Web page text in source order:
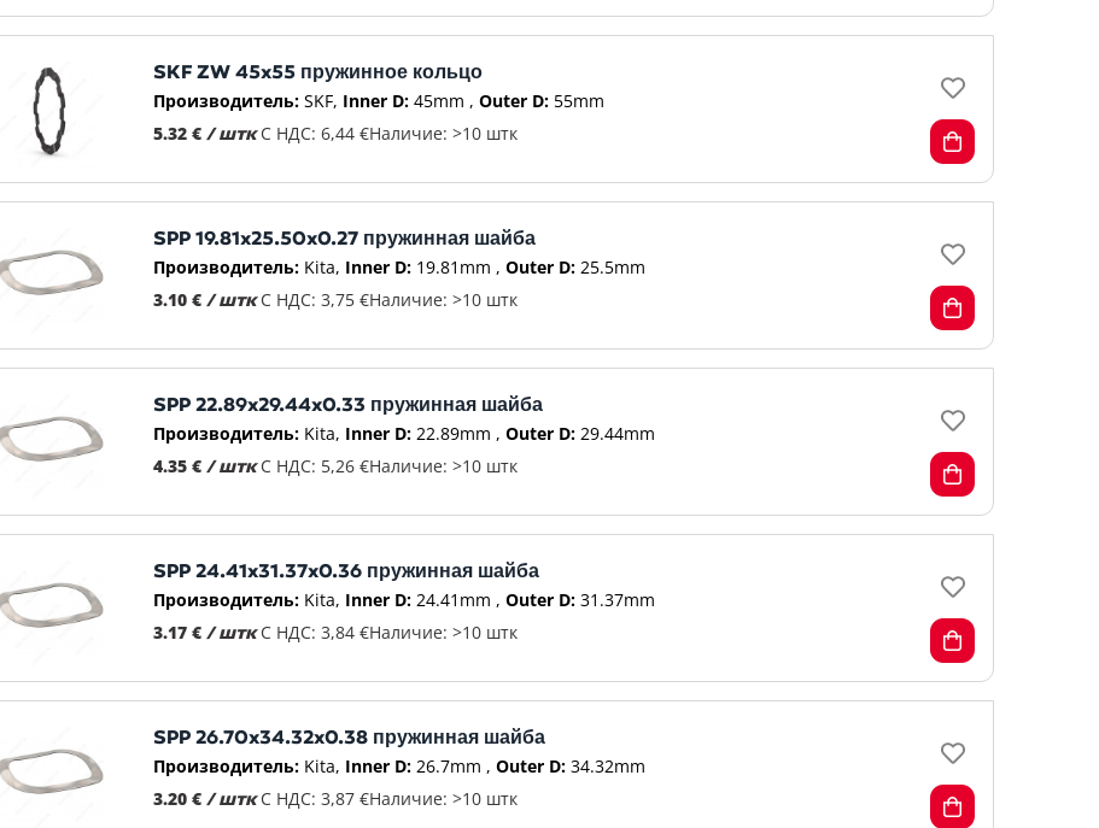
SKF ZW 45x55 пружинное кольцо
Производитель: SKF Inner D: 45mm Outer D: 55mm
5.32 € / штк С НДС: 6,44 €Наличие: >10 штк
SPP 19.81x25.50x0.27 пружинная шайба
Производитель: Kita Inner D: 19.81mm Outer D: 25.5mm
3.10 € / штк С НДС: 3,75 €Наличие: >10 штк
SPP 22.89x29.44x0.33 пружинная шайба
Производитель: Kita Inner D: 22.89mm Outer D: 29.44mm
4.35 € / штк С НДС: 5,26 €Наличие: >10 штк
SPP 24.41x31.37x0.36 пружинная шайба
Производитель: Kita Inner D: 24.41mm Outer D: 31.37mm
3.17 € / штк С НДС: 3,84 €Наличие: >10 штк
SPP 26.70x34.32x0.38 пружинная шайба
Производитель: Kita Inner D: 26.7mm Outer D: 34.32mm
3.20 € / штк С НДС: 3,87 €Наличие: >10 штк